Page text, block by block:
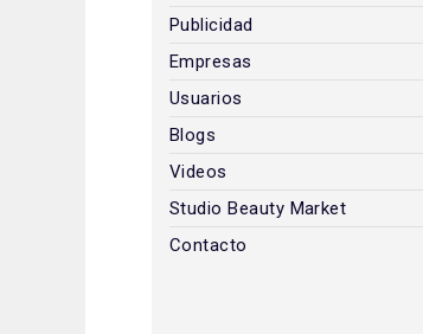
Publicidad
Empresas
Usuarios
Blogs
Videos
Studio Beauty Market
Contacto